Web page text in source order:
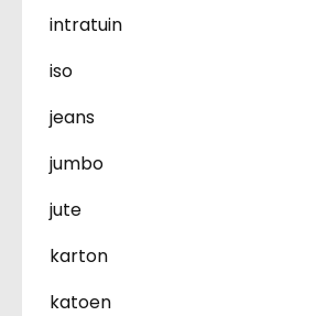
intratuin
iso
jeans
jumbo
jute
karton
katoen